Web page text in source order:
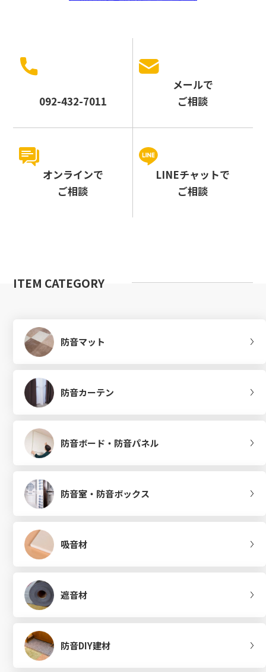
092-432-7011
メールで
ご相談
オンラインで
ご相談
LINEチャットで
ご相談
ITEM CATEGORY
防音マット
防音カーテン
防音ボード・防音パネル
防音室・防音ボックス
吸音材
遮音材
防音DIY建材